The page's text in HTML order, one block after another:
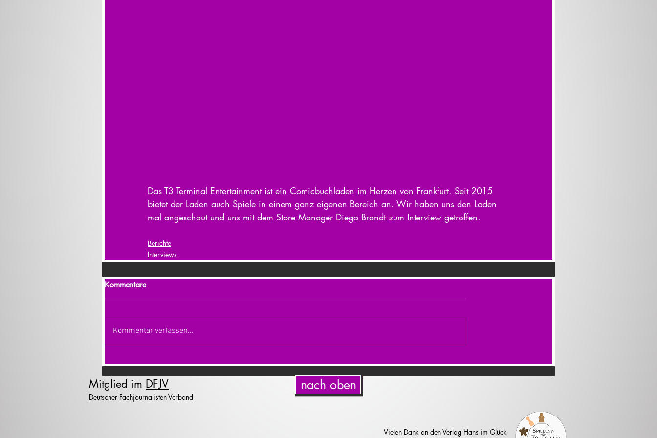
Das T3 Terminal Entertainment ist ein Comicbuchladen im Herzen von Frankfurt. Seit 2015
bietet der Laden auch Spiele in einem ganz eigenen Bereich an. Wir haben uns den Laden
mal angeschaut und uns mit dem Store Manager Diego Brandt zum Interview getroffen.
Berichte
Interviews
Kommentare
Kommentar verfassen...
Mitglied im DFJV
Deutscher Fachjournalisten-Verband
nach oben
Vielen Dank an den Verlag Hans im Glück